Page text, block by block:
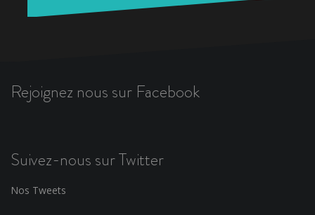
Rejoignez nous sur Facebook
Suivez-nous sur Twitter
Nos Tweets